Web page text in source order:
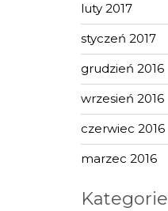
luty 2017
styczeń 2017
grudzień 2016
wrzesień 2016
czerwiec 2016
marzec 2016
Kategorie